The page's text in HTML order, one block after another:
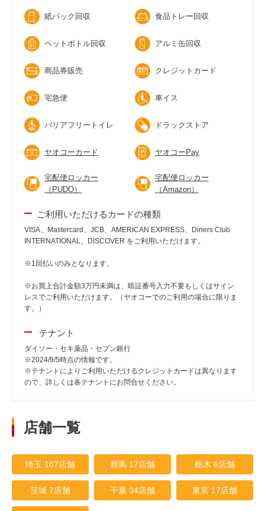
紙パック回収 食品トレー回収
ペットボトル回収 アルミ缶回収
商品券販売 クレジットカード
宅急便 車イス
バリアフリートイレ ドラックストア
ヤオコーカード ヤオコーPay
宅配便ロッカー
（PUDO）
宅配便ロッカー
（Amazon）
ご利用いただけるカードの種類
VISA、Mastercard、JCB、AMERICAN EXPRESS、Diners Club
INTERNATIONAL、DISCOVER をご利用いただけます。
※1回払いのみとなります。
※お買上合計金額3万円未満は、暗証番号入力不要もしくはサイン
レスでご利用いただけます。（ヤオコーでのご利用の場合に限りま
す。）
テナント
ダイソー・セキ薬品・セブン銀行
※2024/9/5時点の情報です。
※テナントによりご利用いただけるクレジットカードは異なります
ので、詳しくは各テナントにお問合せください。
店舗一覧
埼玉 107店舗 群馬 17店舗 栃木 6店舗
茨城 7店舗 千葉 34店舗 東京 17店舗